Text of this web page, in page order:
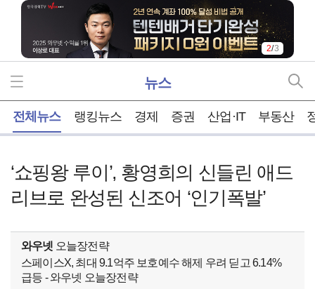
3/3
뉴스
전체뉴스 랭킹뉴스 경제 증권 산업·IT 부동산
‘쇼핑왕 루이’, 황영희의 신들린 애드
리브로 완성된 신조어 ‘인기폭발’
와우넷 오늘장전략
스페이스X, 최대 9.1억주 보호예수 해제 우려 딛고 6.14%
급등 - 와우넷 오늘장전략